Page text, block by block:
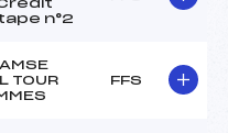
n°2
TOUR
FFS